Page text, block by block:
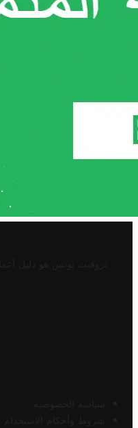
تروفيت تونس هو دليل
سياسة الخصوصية
شروط وأحكام الاستخدام